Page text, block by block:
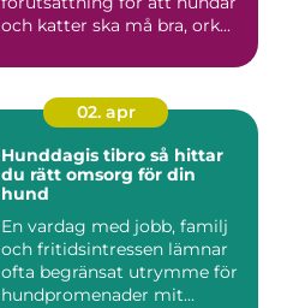
och katter ska må bra, ork...
02. apr
Hunddagis tibro så hittar
du rätt omsorg för din
hund
En vardag med jobb, familj
och fritidsintressen lämnar
ofta begränsat utrymme för
hundpromenader mit...